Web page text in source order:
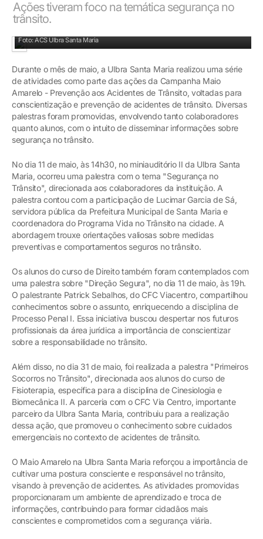
Ações tiveram foco na temática segurança no
trânsito.
Foto: ACS Ulbra Santa Maria
Durante o mês de maio, a Ulbra Santa Maria realizou uma série
de atividades como parte das ações da Campanha Maio
Amarelo - Prevenção aos Acidentes de Trânsito, voltadas para
conscientização e prevenção de acidentes de trânsito. Diversas
palestras foram promovidas, envolvendo tanto colaboradores
quanto alunos, com o intuito de disseminar informações sobre
segurança no trânsito.
No dia 11 de maio, às 14h30, no miniauditório II da Ulbra Santa
Maria, ocorreu uma palestra com o tema "Segurança no
Trânsito", direcionada aos colaboradores da instituição. A
palestra contou com a participação de Lucimar Garcia de Sá,
servidora pública da Prefeitura Municipal de Santa Maria e
coordenadora do Programa Vida no Trânsito na cidade. A
abordagem trouxe orientações valiosas sobre medidas
preventivas e comportamentos seguros no trânsito.
Os alunos do curso de Direito também foram contemplados com
uma palestra sobre "Direção Segura", no dia 11 de maio, às 19h.
O palestrante Patrick Sebalhos, do CFC Viacentro, compartilhou
conhecimentos sobre o assunto, enriquecendo a disciplina de
Processo Penal I. Essa iniciativa buscou despertar nos futuros
profissionais da área jurídica a importância de conscientizar
sobre a responsabilidade no trânsito.
Além disso, no dia 31 de maio, foi realizada a palestra "Primeiros
Socorros no Trânsito", direcionada aos alunos do curso de
Fisioterapia, específica para a disciplina de Cinesiologia e
Biomecânica II. A parceria com o CFC Via Centro, importante
parceiro da Ulbra Santa Maria, contribuiu para a realização
dessa ação, que promoveu o conhecimento sobre cuidados
emergenciais no contexto de acidentes de trânsito.
O Maio Amarelo na Ulbra Santa Maria reforçou a importância de
cultivar uma postura consciente e responsável no trânsito,
visando à prevenção de acidentes. As atividades promovidas
proporcionaram um ambiente de aprendizado e troca de
informações, contribuindo para formar cidadãos mais
conscientes e comprometidos com a segurança viária.